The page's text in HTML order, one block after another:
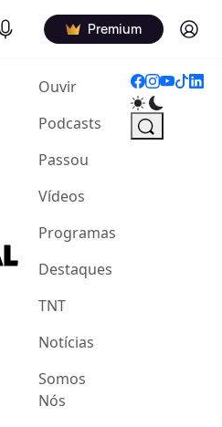
Podcasts Premium Log in
Ouvir(current)
Podcasts
Passou
Vídeos
Programas
Destaques
TNT
Notícias
Somos
Nós